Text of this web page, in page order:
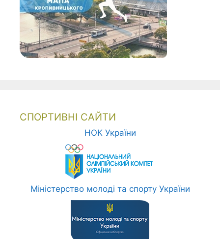
СПОРТИВНІ САЙТИ
НОК України
Міністерство молоді та спорту України